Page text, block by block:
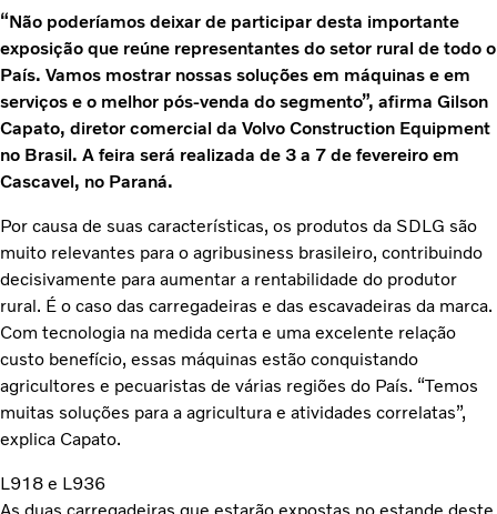
“Não poderíamos deixar de participar desta importante
exposição que reúne representantes do setor rural de todo o
País. Vamos mostrar nossas soluções em máquinas e em
serviços e o melhor pós-venda do segmento”, afirma Gilson
Capato, diretor comercial da Volvo Construction Equipment
no Brasil. A feira será realizada de 3 a 7 de fevereiro em
Cascavel, no Paraná.
Por causa de suas características, os produtos da SDLG são
muito relevantes para o agribusiness brasileiro, contribuindo
decisivamente para aumentar a rentabilidade do produtor
rural. É o caso das carregadeiras e das escavadeiras da marca.
Com tecnologia na medida certa e uma excelente relação
custo benefício, essas máquinas estão conquistando
agricultores e pecuaristas de várias regiões do País. “Temos
muitas soluções para a agricultura e atividades correlatas”,
explica Capato.
L918 e L936